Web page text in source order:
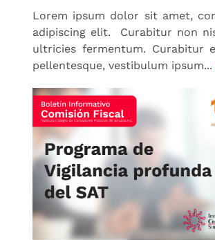
Lorem ipsum dolor sit amet,
adipiscing elit. Curabitur non
ultricies fermentum. Curabitur
pellentesque, vestibulum ipsum...